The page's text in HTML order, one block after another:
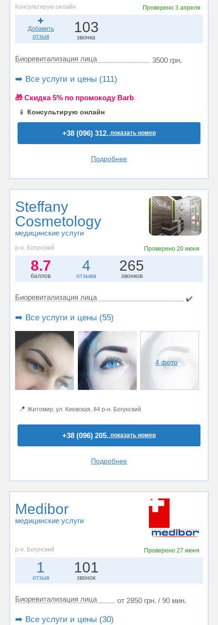
Консультирую онлайн Проверено3 апреля
Добавить
отзыв
103
звонка
Биоревитализация лица 3500 грн.
➡️ Все услуги и цены (111)
🎁 Cкидка 5% по промокоду Barb
📱 Консультирую онлайн
+38 (096) 312..показать номер
Подробнее
Steffany
Cosmetology
медицинские услуги
р-н. Богунский Проверено 20 июня
8.7
баллов
4
отзыва
265
звонков
Биоревитализация лица ✔️
➡️ Все услуги и цены (55)
4 фото
📍 Житомир, ул. Киевская, 84 р-н. Богунский
+38 (096) 205..показать номер
Подробнее
Medibor
медицинские услуги
р-н. Богунский Проверено 27 июня
1
отзыв
101
звонок
Биоревитализация лица от 2850 грн. / 90 мин.
➡️ Все услуги и цены (30)